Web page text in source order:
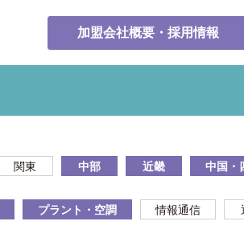
加盟会社概要・採用情報
関東 中部 近畿 中国・
プラント・空調 情報通信